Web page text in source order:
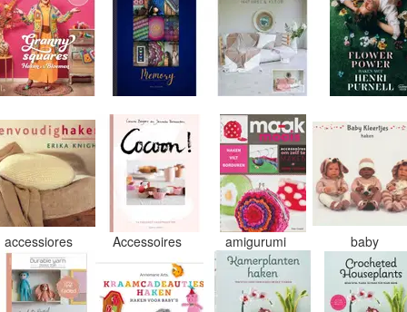
accessiores Accessoires amigurumi baby